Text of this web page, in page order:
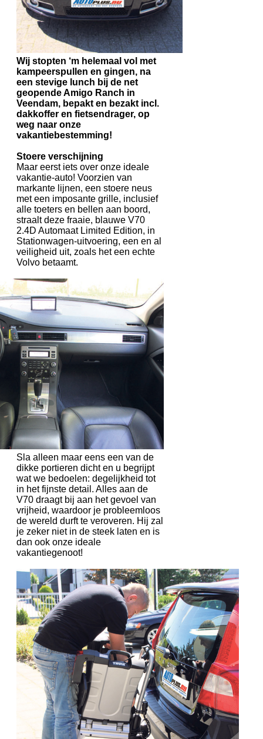
Wij stopten ‘m helemaal vol met
kampeerspullen en gingen, na
een stevige lunch bij de net
geopende Amigo Ranch in
Veendam, bepakt en bezakt incl.
dakkoffer en fietsendrager, op
weg naar onze
vakantiebestemming!
Stoere verschijning
Maar eerst iets over onze ideale
vakantie-auto! Voorzien van
markante lijnen, een stoere neus
met een imposante grille, inclusief
alle toeters en bellen aan boord,
straalt deze fraaie, blauwe V70
2.4D Automaat Limited Edition, in
Stationwagen-uitvoering, een en al
veiligheid uit, zoals het een echte
Volvo betaamt.
Sla alleen maar eens een van de
dikke portieren dicht en u begrijpt
wat we bedoelen: degelijkheid tot
in het fijnste detail. Alles aan de
V70 draagt bij aan het gevoel van
vrijheid, waardoor je probleemloos
de wereld durft te veroveren. Hij zal
je zeker niet in de steek laten en is
dan ook onze ideale
vakantiegenoot!